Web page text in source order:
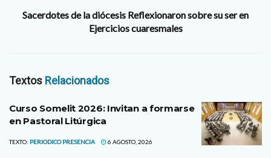
Sacerdotes de la diócesis Reflexionaron sobre su ser en
Ejercicios cuaresmales
Textos Relacionados
Curso Somelit 2026: Invitan a formarse
en Pastoral Litúrgica
TEXTO: PERIODICO PRESENCIA 6 AGOSTO, 2026